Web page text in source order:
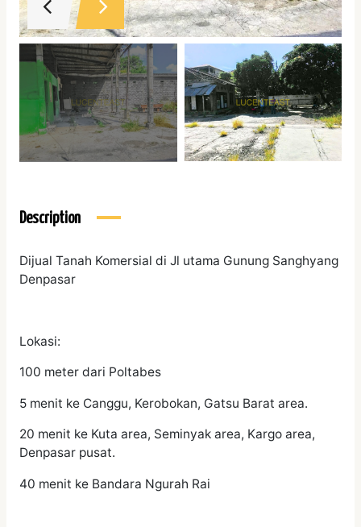
Description
Dijual Tanah Komersial di Jl utama Gunung Sanghyang
Denpasar
Lokasi:
100 meter dari Poltabes
5 menit ke Canggu, Kerobokan, Gatsu Barat area.
20 menit ke Kuta area, Seminyak area, Kargo area,
Denpasar pusat.
40 menit ke Bandara Ngurah Rai